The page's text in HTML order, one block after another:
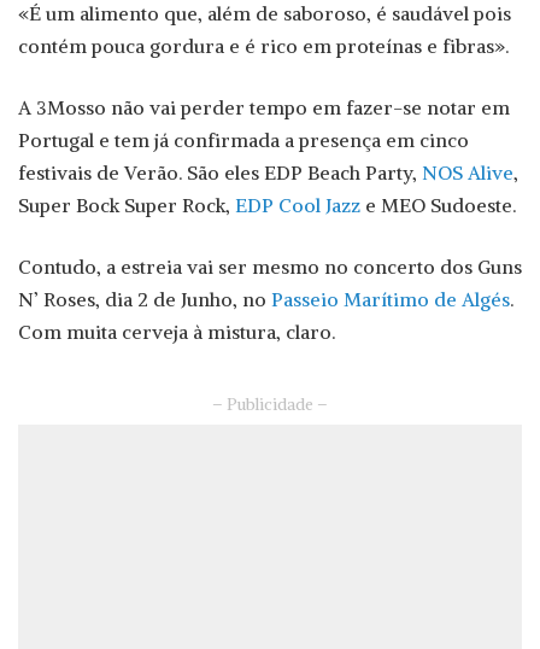
«É um alimento que, além de saboroso, é saudável pois
contém pouca gordura e é rico em proteínas e fibras».
A 3Mosso não vai perder tempo em fazer-se notar em
Portugal e tem já confirmada a presença em cinco
festivais de Verão. São eles EDP Beach Party, NOS Alive,
Super Bock Super Rock, EDP Cool Jazz e MEO Sudoeste.
Contudo, a estreia vai ser mesmo no concerto dos Guns
N’ Roses, dia 2 de Junho, no Passeio Marítimo de Algés.
Com muita cerveja à mistura, claro.
– Publicidade –